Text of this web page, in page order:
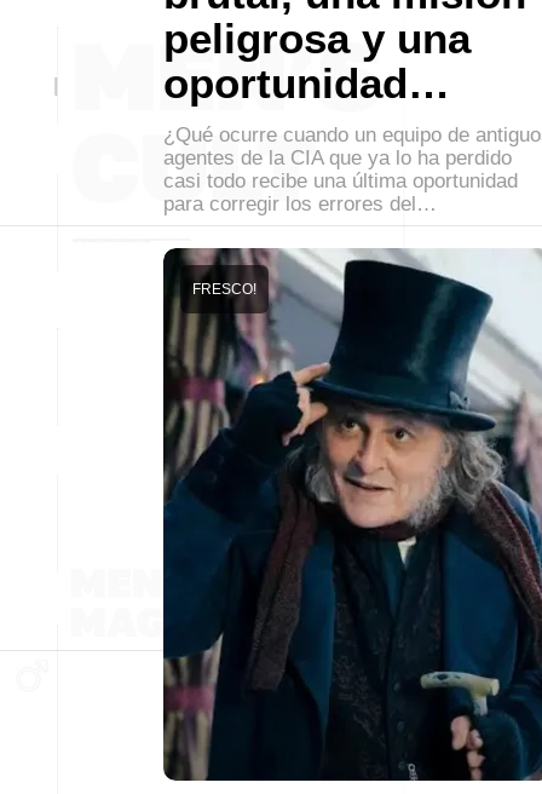
peligrosa y una
oportunidad…
¿Qué ocurre cuando un equipo de
agentes de la CIA que ya lo ha perdido
casi todo recibe una última oportunidad
para corregir los errores del…
FRESCO!